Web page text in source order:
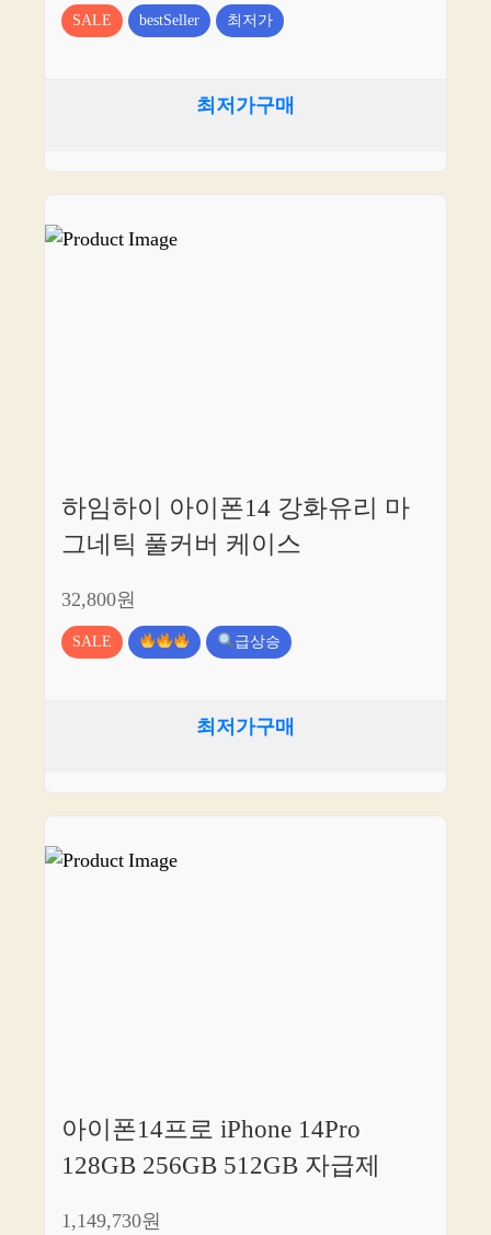
SALE bestSeller 최저가
최저가구매
하임하이 아이폰14 강화유리 마
그네틱 풀커버 케이스
32,800원
SALE 급상승
최저가구매
아이폰14프로 iPhone 14Pro
128GB 256GB 512GB 자급제
1,149,730원